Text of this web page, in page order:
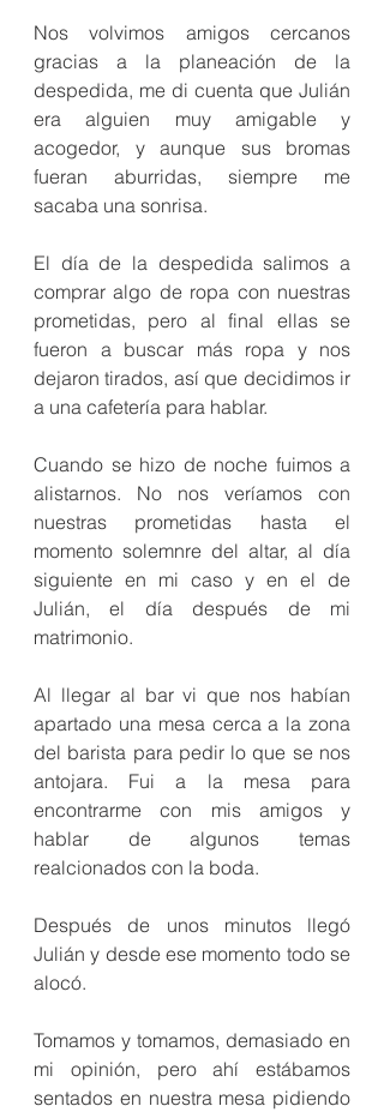
Nos volvimos amigos cercanos
gracias a la planeación de la
despedida, me di cuenta que Julián
era alguien muy amigable y
acogedor, y aunque sus bromas
fueran aburridas, siempre me
sacaba una sonrisa.
El día de la despedida salimos a
comprar algo de ropa con nuestras
prometidas, pero al final ellas se
fueron a buscar más ropa y nos
dejaron tirados, así que decidimos ir
a una cafetería para hablar.
Cuando se hizo de noche fuimos a
alistarnos. No nos veríamos con
nuestras prometidas hasta el
momento solemnre del altar, al día
siguiente en mi caso y en el de
Julián, el día después de mi
matrimonio.
Al llegar al bar vi que nos habían
apartado una mesa cerca a la zona
del barista para pedir lo que se nos
antojara. Fui a la mesa para
encontrarme con mis amigos y
hablar de algunos temas
realcionados con la boda.
Después de unos minutos llegó
Julián y desde ese momento todo se
alocó.
Tomamos y tomamos, demasiado en
mi opinión, pero ahí estábamos
sentados en nuestra mesa pidiendo